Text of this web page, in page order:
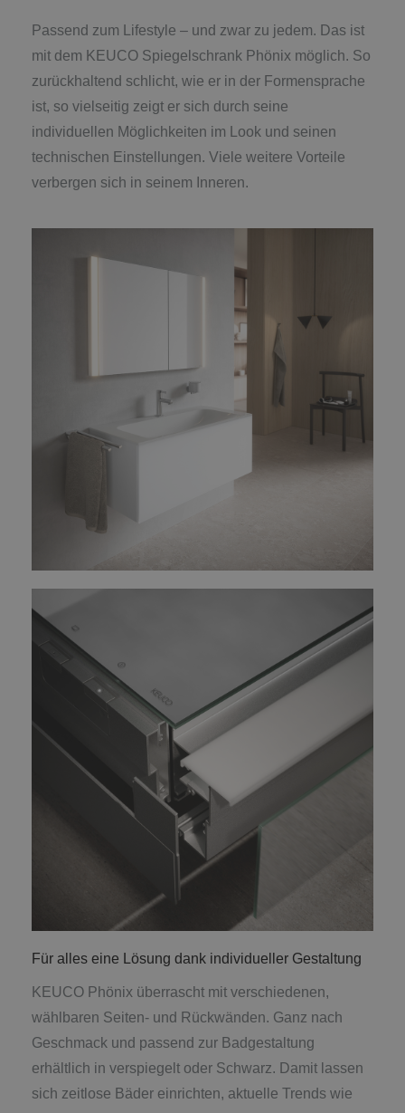
Passend zum Lifestyle – und zwar zu jedem. Das ist
mit dem KEUCO Spiegelschrank Phönix möglich. So
zurückhaltend schlicht, wie er in der Formensprache
ist, so vielseitig zeigt er sich durch seine
individuellen Möglichkeiten im Look und seinen
technischen Einstellungen. Viele weitere Vorteile
verbergen sich in seinem Inneren.
Für alles eine Lösung dank individueller Gestaltung
KEUCO Phönix überrascht mit verschiedenen,
wählbaren Seiten- und Rückwänden. Ganz nach
Geschmack und passend zur Badgestaltung
erhältlich in verspiegelt oder Schwarz. Damit lassen
sich zeitlose Bäder einrichten, aktuelle Trends wie